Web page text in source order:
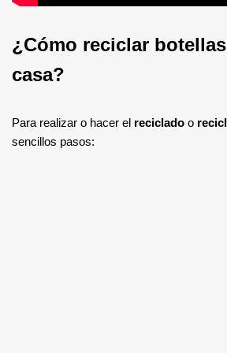
¿Cómo reciclar
casa?
Para realizar o hacer el reciclado o
sencillos pasos: